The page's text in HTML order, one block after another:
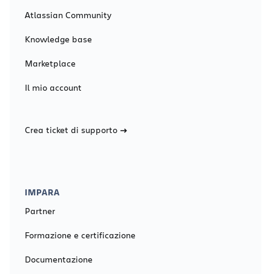
Atlassian Community
Knowledge base
Marketplace
Il mio account
Crea ticket di supporto
IMPARA
Partner
Formazione e certificazione
Documentazione